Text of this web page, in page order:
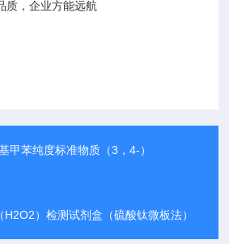
质，企业方能远航
甲苯纯度标准物质（3，4-）
H2O2）检测试剂盒（硫酸钛微板法）